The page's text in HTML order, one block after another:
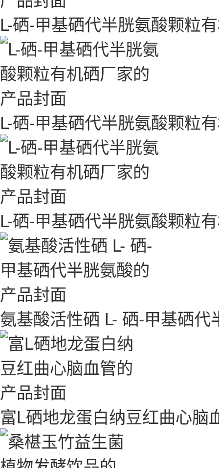
L-硒-甲基硒代半胱氨酸颗粒
L-硒-甲基硒代半胱氨酸颗粒
L-硒-甲基硒代半胱氨酸颗粒
氨基酸活性硒 L- 硒-甲基硒代
富L硒地龙蛋白纳豆红曲心脑